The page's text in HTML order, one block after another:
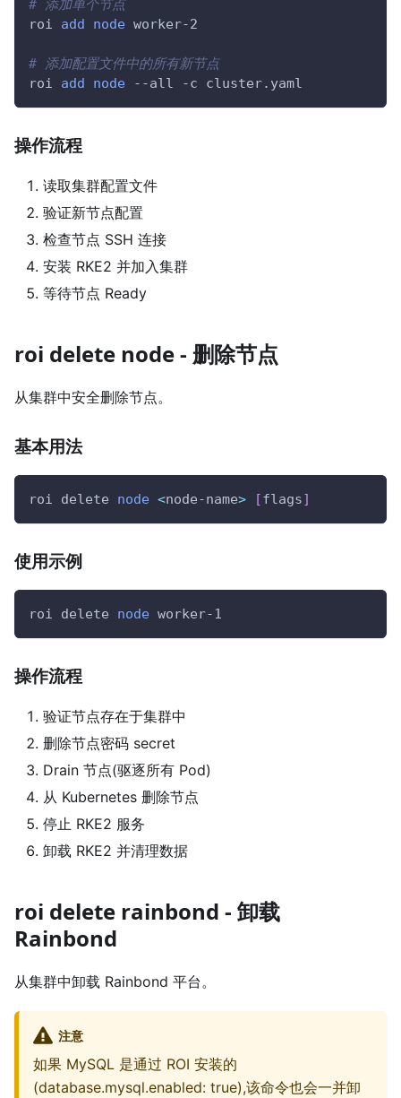
# 添加单个节点
roi add node worker-2
# 添加配置文件中的所有新节点
roi add node --all -c cluster.yaml
操作流程
读取集群配置文件
验证新节点配置
检查节点 SSH 连接
安装 RKE2 并加入集群
等待节点 Ready
roi delete node - 删除节点
从集群中安全删除节点。
基本用法
roi delete node <node-name> [flags]
使用示例
roi delete node worker-1
操作流程
验证节点存在于集群中
删除节点密码 secret
Drain 节点(驱逐所有 Pod)
从 Kubernetes 删除节点
停止 RKE2 服务
卸载 RKE2 并清理数据
roi delete rainbond - 卸载
Rainbond
从集群中卸载 Rainbond 平台。
注意
如果 MySQL 是通过 ROI 安装的
(database.mysql.enabled: true),该命令也会一并卸